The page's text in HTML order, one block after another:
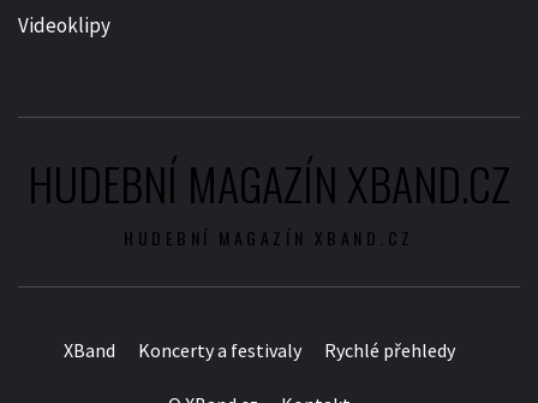
Videoklipy
HUDEBNÍ MAGAZÍN XBAND.CZ
HUDEBNÍ MAGAZÍN XBAND.CZ
XBand Koncerty a festivaly Rychlé přehledy